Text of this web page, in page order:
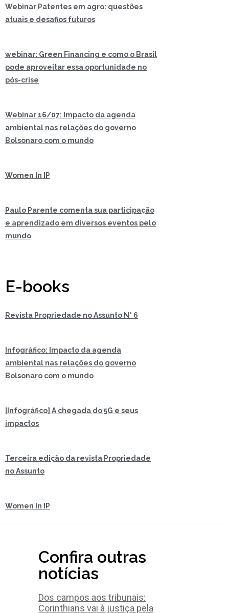
Webinar Patentes em agro: questões
atuais e desafios futuros
webinar: Green Financing e como o Brasil
pode aproveitar essa oportunidade no
pós-crise
Webinar 16/07: Impacto da agenda
ambiental nas relações do governo
Bolsonaro com o mundo
Women In IP
Paulo Parente comenta sua participação
e aprendizado em diversos eventos pelo
mundo
E-books
Revista Propriedade no Assunto N° 6
Infográfico: Impacto da agenda
ambiental nas relações do governo
Bolsonaro com o mundo
[Infográfico] A chegada do 5G e seus
impactos
Terceira edição da revista Propriedade
no Assunto
Women In IP
Confira outras
notícias
Dos campos aos tribunais:
Corinthians vai à justiça pela